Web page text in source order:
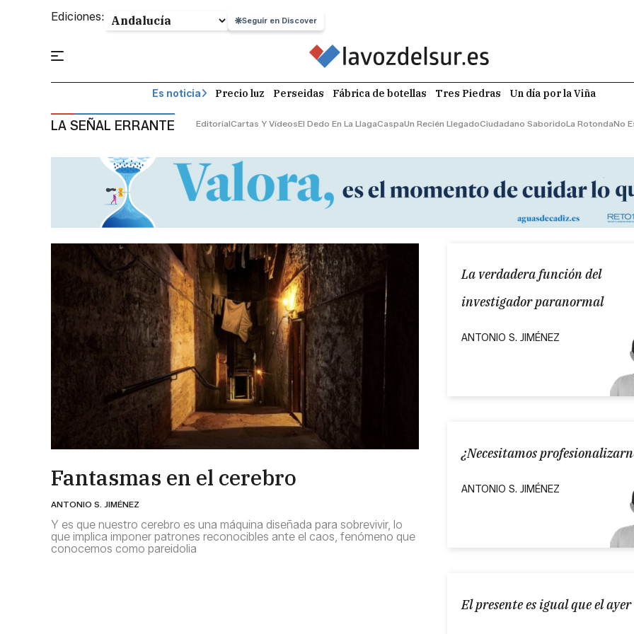
Ediciones: Seguir en Discover
Es noticia Precio luz Perseidas Fábrica de botellas Tres Piedras Un día por la Viña
LA SEÑAL ERRANTE EditorialCartas Y VídeosEl Dedo En La LlagaCaspaUn Recién LlegadoCiudadano SaboridoLa RotondaNo
Fantasmas en el cerebro
ANTONIO S. JIMÉNEZ
Y es que nuestro cerebro es una máquina diseñada para sobrevivir, lo
que implica imponer patrones reconocibles ante el caos, fenómeno que
conocemos como pareidolia
La verdadera función del
investigador paranormal
ANTONIO S. JIMÉNEZ
¿Necesitamos
ANTONIO S. JIMÉNEZ
El presente es igual que el ayer